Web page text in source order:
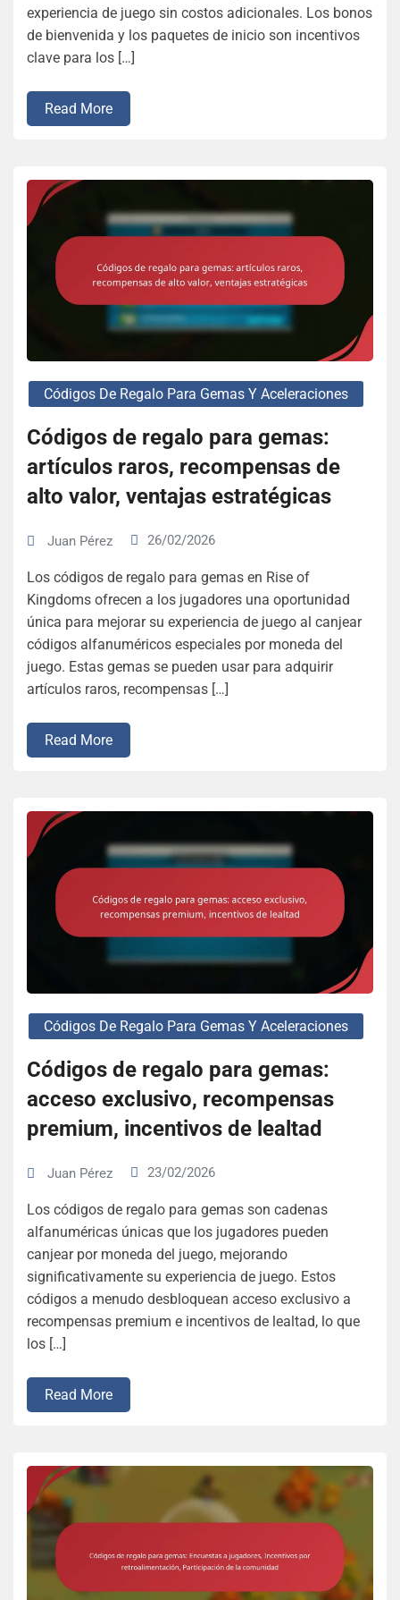
experiencia de juego sin costos adicionales. Los bonos
de bienvenida y los paquetes de inicio son incentivos
clave para los […]
Read More
Códigos De Regalo Para Gemas Y Aceleraciones
Códigos de regalo para gemas:
artículos raros, recompensas de
alto valor, ventajas estratégicas
Juan Pérez 26/02/2026
Los códigos de regalo para gemas en Rise of
Kingdoms ofrecen a los jugadores una oportunidad
única para mejorar su experiencia de juego al canjear
códigos alfanuméricos especiales por moneda del
juego. Estas gemas se pueden usar para adquirir
artículos raros, recompensas […]
Read More
Códigos De Regalo Para Gemas Y Aceleraciones
Códigos de regalo para gemas:
acceso exclusivo, recompensas
premium, incentivos de lealtad
Juan Pérez 23/02/2026
Los códigos de regalo para gemas son cadenas
alfanuméricas únicas que los jugadores pueden
canjear por moneda del juego, mejorando
significativamente su experiencia de juego. Estos
códigos a menudo desbloquean acceso exclusivo a
recompensas premium e incentivos de lealtad, lo que
los […]
Read More